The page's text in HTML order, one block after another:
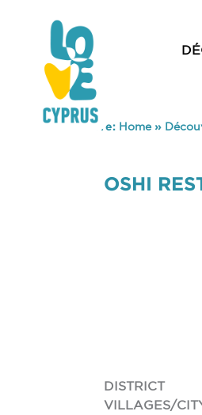
You are here: Home»
OSHI
DISTRICT
VILLAGES/